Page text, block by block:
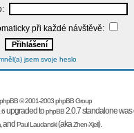
při každé návštěvě:
jsem svoje heslo
phpBB© 2001-2003 phpBB Group
upgraded tophpBB2.0.7 standalone
,and Paul Laudanski(akaZhen-Xjell).